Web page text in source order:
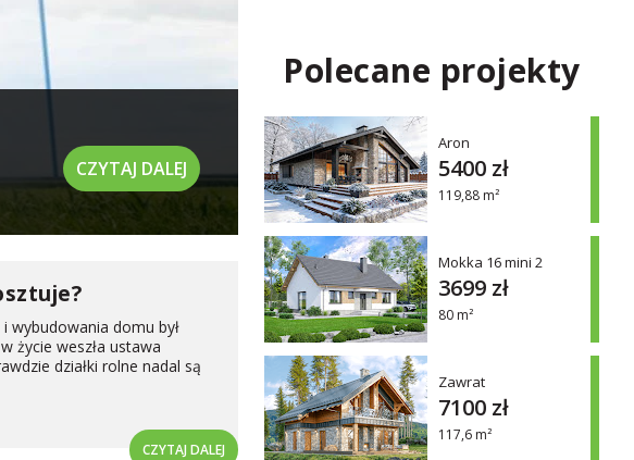
CZYTAJ DALEJ
wybudowania domu był
życie weszła ustawa
działki rolne nadal są
CZYTAJ DALEJ
Polecane projekty
Aron
119,88 m²
5400 zł
Mokka 16 mini 2
80 m²
3699 zł
Zawrat
117,6 m²
7100 zł